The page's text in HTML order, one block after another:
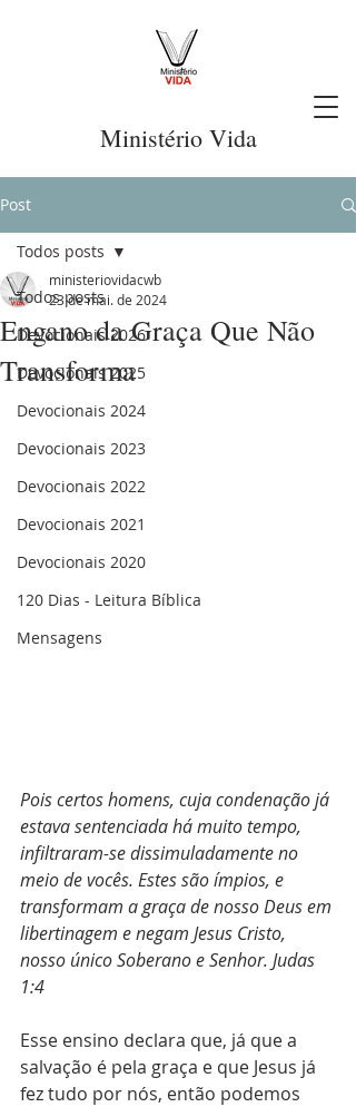
Ministério Vida
Post
Todos posts
Devocionais 2026
Devocionais 2025
Devocionais 2024
Devocionais 2023
Devocionais 2022
Devocionais 2021
Devocionais 2020
120 Dias - Leitura Bíblica
Mensagens
Todos posts
Engano da Graça Que Não
Transforma
ministeriovidacwb
23 de mai. de 2024
Pois certos homens, cuja condenação já
estava sentenciada há muito tempo,
infiltraram-se dissimuladamente no
meio de vocês. Estes são ímpios, e
transformam a graça de nosso Deus em
libertinagem e negam Jesus Cristo,
nosso único Soberano e Senhor. Judas
1:4
Esse ensino declara que, já que a
salvação é pela graça e que Jesus já
fez tudo por nós, então podemos